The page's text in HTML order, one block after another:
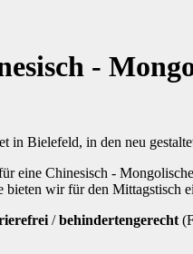
-
in Bielefeld, in den neu
eine Chinesisch -
bieten wir für den Mittagstisch
/behindertengerecht